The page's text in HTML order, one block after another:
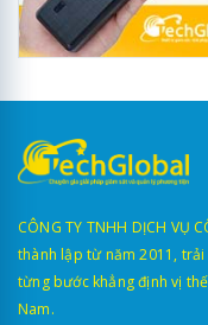
CÔNG TY TNHH DỊCH VỤ
thành lập từ năm 2011,
từng bước khẳng định vị
Nam.